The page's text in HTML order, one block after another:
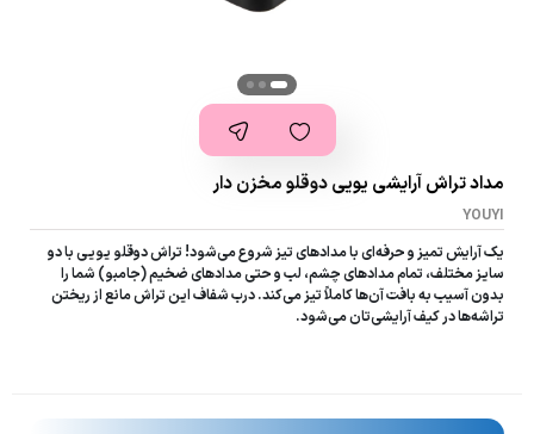
مداد تراش آرایشی یویی دوقلو مخزن دار
YOUYI
یک آرایش تمیز و حرفه‌ای با مدادهای تیز شروع می‌شود! تراش دوقلو یویی با دو
سایز مختلف، تمام مدادهای چشم، لب و حتی مدادهای ضخیم (جامبو) شما را
بدون آسیب به بافت آن‌ها کاملاً تیز می‌کند. درب شفاف این تراش مانع از ریختن
تراشه‌ها در کیف آرایشی‌تان می‌شود.